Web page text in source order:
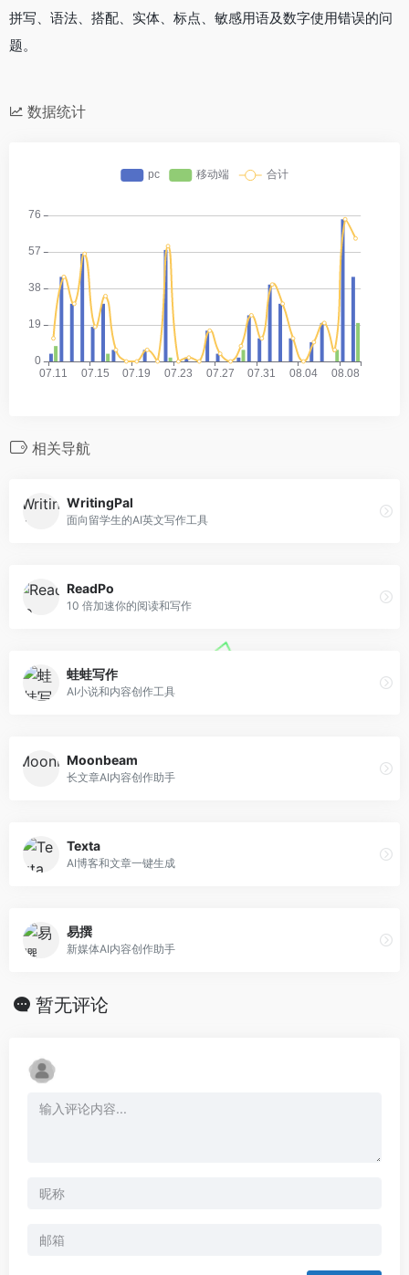
拼写、语法、搭配、实体、标点、敏感用语及数字使用错误的问
题。
数据统计
相关导航
WritingPal
面向留学生的AI英文写作工具
ReadPo
10 倍加速你的阅读和写作
蛙蛙写作
AI小说和内容创作工具
Moonbeam
长文章AI内容创作助手
Texta
AI博客和文章一键生成
易撰
新媒体AI内容创作助手
暂无评论